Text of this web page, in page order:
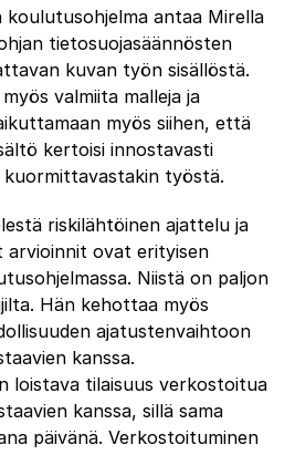
koulutusohjelma antaa Mirella
tietosuojasäännösten
kuvan työn sisällöstä.
valmiita malleja ja
myös siihen, että
kertoisi innostavasti
kuormittavastakin työstä.
riskilähtöinen ajattelu ja
arvioinnit ovat erityisen
Niistä on paljon
Hän kehottaa myös
ajatustenvaihtoon
kanssa.
loistava tilaisuus verkostoitua
kanssa, sillä sama
päivänä. Verkostoituminen